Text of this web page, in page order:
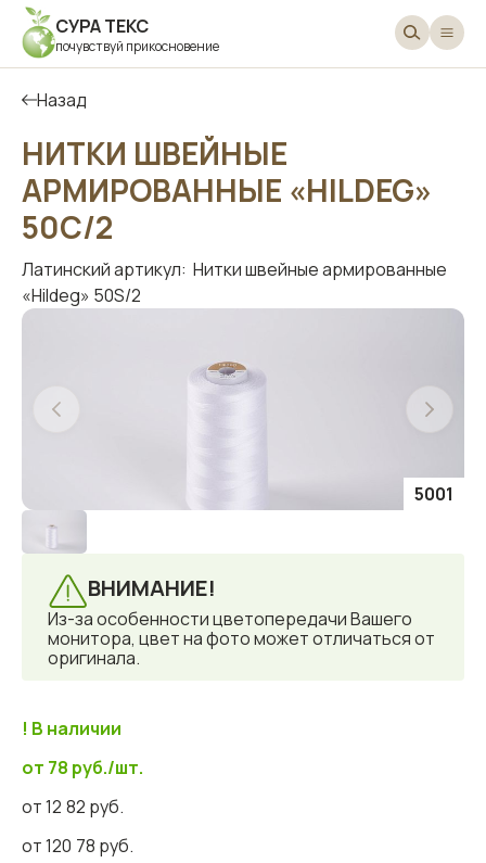
СУРА ТЕКС
почувствуй прикосновение
Назад
НИТКИ ШВЕЙНЫЕ
АРМИРОВАННЫЕ «HILDEG»
50С/2
Латинский артикул: Нитки швейные армированные
«Hildeg» 50S/2
5001
ВНИМАНИЕ!
Из-за особенности цветопередачи Вашего
монитора, цвет на фото может отличаться от
оригинала.
! В наличии
от 78 руб./шт.
от 12 82 руб.
от 120 78 руб.